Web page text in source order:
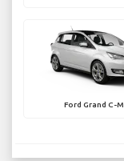
Ford Grand C-